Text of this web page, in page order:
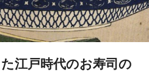
江戸時代のお寿司の